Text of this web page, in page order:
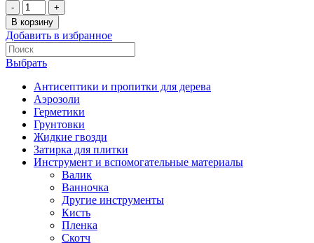
В корзину
Добавить в избранное
Выбрать
Антисептики и пропитки для дерева
Аэрозоли
Герметики
Грунтовки
Жидкие гвозди
Затирка для плитки
Инструмент и вспомогательные материалы
Валик
Ванночка
Другие инструменты
Кисть
Пленка
Скотч